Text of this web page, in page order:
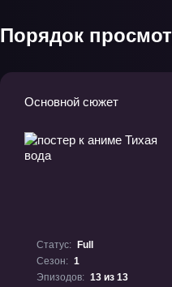
Порядок
Основной сюжет
Статус:
Full
Сезон: 1
Эпизодов: 13 из 13